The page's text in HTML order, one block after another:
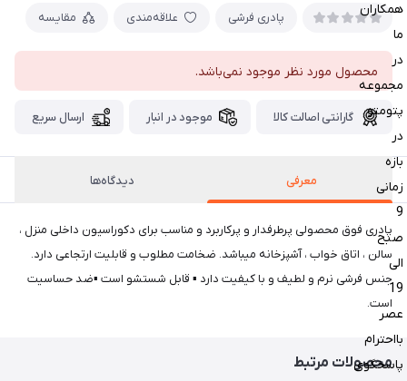
همکاران
ما
در
مجموعه
پتومتو
در
بازه
زمانی
9
صبح
الی
19
عصر
بااحترام
پاسخگوی
پادری فرشی علاقه‌مندی مقایسه
محصول مورد نظر موجود نمی‌باشد.
گارانتی اصالت کالا موجود در انبار ارسال سریع
معرفی دیدگاه‌ها
پادری فوق محصولی پرطرفدار و پرکاربرد و مناسب برای دکوراسیون داخلی منزل ،
سالن ، اتاق خواب ، آشپزخانه میباشد. ضخامت مطلوب و قابلیت ارتجاعی دارد.
جنس فرشی نرم و لطیف و با کیفیت دارد ▪ قابل شستشو است ▪ضد حساسیت
است.
محصولات مرتبط